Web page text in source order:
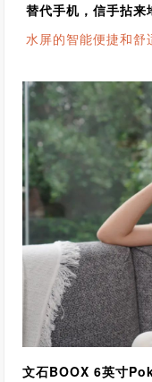
替代手机，信手拈来
水屏的智能便捷和舒
文石BOOX 6英寸